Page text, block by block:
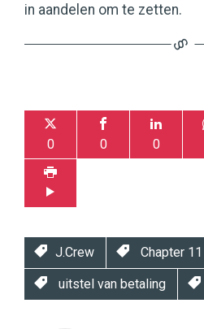
in aandelen om te zetten.
0 0 0
J.Crew Chapter 11
uitstel van betaling